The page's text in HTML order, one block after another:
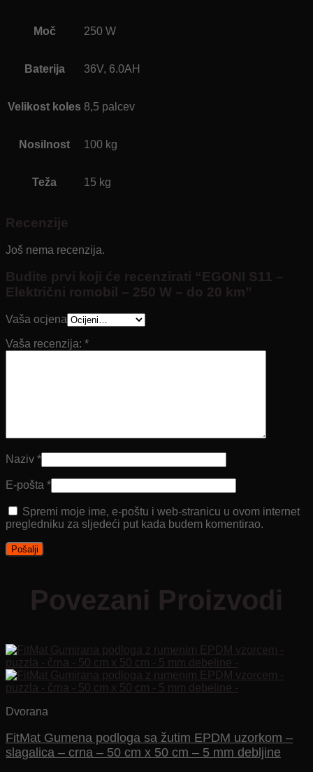
Moč 250 W
Baterija 36V, 6.0AH
Velikost koles 8,5 palcev
Nosilnost 100 kg
Teža 15 kg
Recenzije
Još nema recenzija.
Budite prvi koji će recenzirati “EGONI S11 –
Električni romobil – 250 W – do 20 km”
Vaša ocjena
Vaša recenzija: *
Naziv *
E-pošta *
Spremi moje ime, e-poštu i web-stranicu u ovom internet
pregledniku za sljedeći put kada budem komentirao.
Povezani Proizvodi
Dvorana
FitMat Gumena podloga sa žutim EPDM uzorkom –
slagalica – crna – 50 cm x 50 cm – 5 mm debljine